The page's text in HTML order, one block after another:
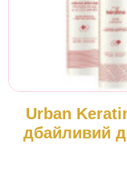
Urban
дбайливий